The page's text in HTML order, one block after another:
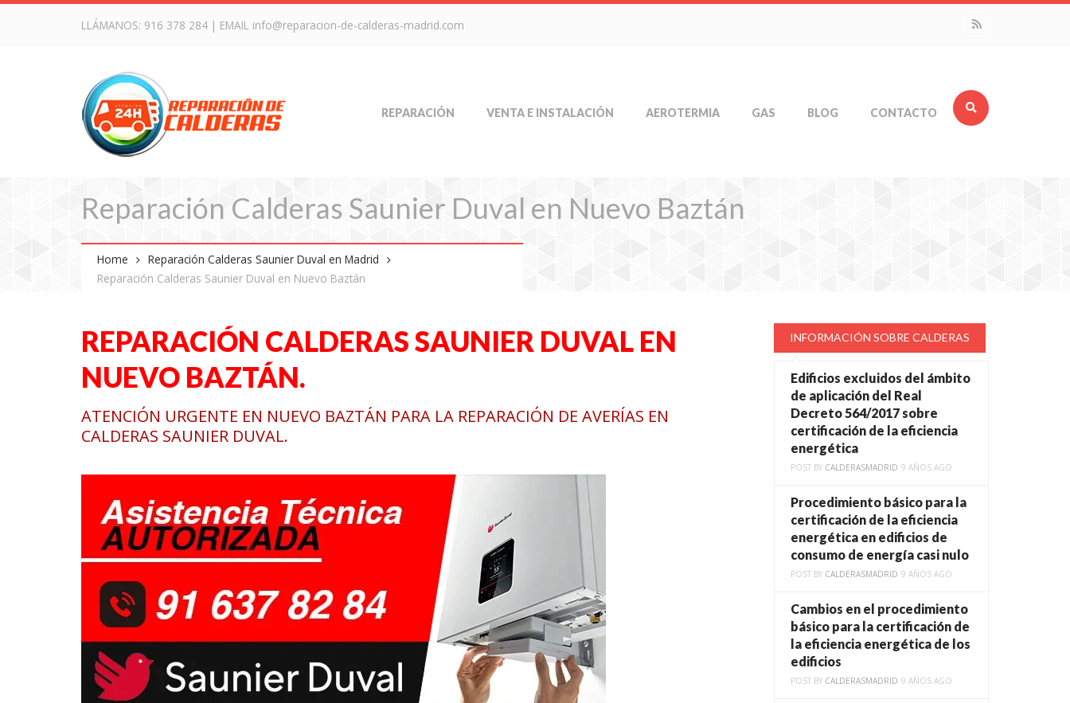
LLÁMANOS: 916 378 284 | EMAIL info@reparacion-de-calderas-madrid.com
REPARACIÓN VENTA E INSTALACIÓN AEROTERMIA GAS BLOG CONTACTO
Reparación Calderas Saunier Duval en Nuevo Baztán
Home
Reparación Calderas Saunier Duval en Madrid
Reparación Calderas Saunier Duval en Nuevo Baztán
REPARACIÓN CALDERAS SAUNIER DUVAL EN
NUEVO BAZTÁN.
ATENCIÓN URGENTE EN NUEVO BAZTÁN PARA LA REPARACIÓN DE AVERÍAS EN
CALDERAS SAUNIER DUVAL.
INFORMACIÓN SOBRE CALDERAS
Edificios excluidos del ámbito
de aplicación del Real
Decreto 564/2017 sobre
certificación de la eficiencia
energética
POST BY CALDERASMADRID 9 AÑOS AGO
Procedimiento básico para la
certificación de la eficiencia
energética en edificios de
consumo de energía casi nulo
POST BY CALDERASMADRID 9 AÑOS AGO
Cambios en el procedimiento
básico para la certificación de
la eficiencia energética de los
edificios
POST BY CALDERASMADRID 9 AÑOS AGO